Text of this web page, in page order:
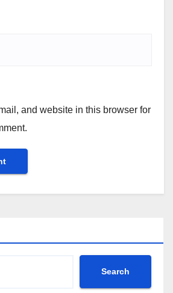
and website in this browser for
Search